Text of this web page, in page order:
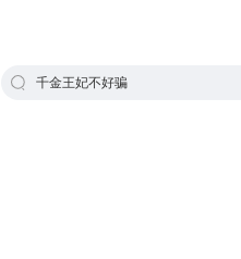
千金王妃不好骗